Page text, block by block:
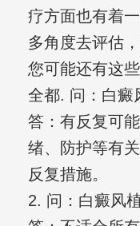
疗方面也有着
多角度去评估
您可能还有这些
全都. 问：白癜
答：有反复可
绪、防护等有
反复措施。
2. 问：白癜风